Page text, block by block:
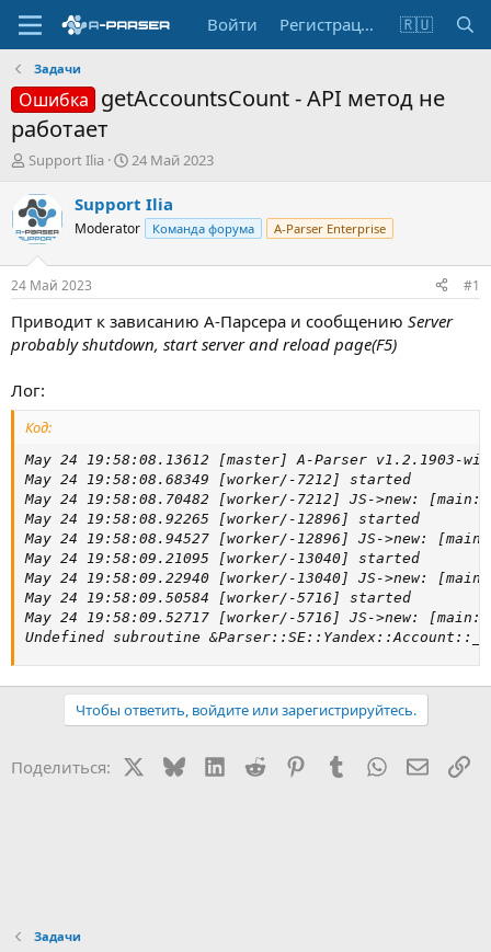
Войти Регистрация 🇷🇺
Задачи
Ошибка getAccountsCount - API метод не
работает
А
т
о
р
т
е
м
ы
Support Ilia
Д
т
н
а
л
24 Май 2023
Support Ilia
Moderator Команда форума A-Parser Enterprise
24 Май 2023 #1
Приводит к зависанию А-Парсера и сообщению Server
probably shutdown, start server and reload page(F5)
Лог:
Код:
May 24 19:58:08.13612 [master] A-Parser v1.2.1903-
May 24 19:58:08.68349 [worker/-7212] started
May 24 19:58:08.70482 [worker/-7212] JS->new:
May 24 19:58:08.92265 [worker/-12896] started
May 24 19:58:08.94527 [worker/-12896] JS->new:
May 24 19:58:09.21095 [worker/-13040] started
May 24 19:58:09.22940 [worker/-13040] JS->new:
May 24 19:58:09.50584 [worker/-5716] started
May 24 19:58:09.52717 [worker/-5716] JS->new:
Undefined subroutine
Чтобы ответить, войдите или зарегистрируйтесь.
Поделиться: BlueskyLinkedIn
Reddit PinterestTumblr WhatsApp
Задачи